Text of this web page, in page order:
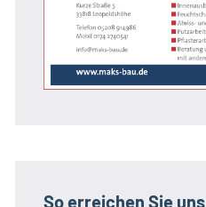
So erreichen Sie uns